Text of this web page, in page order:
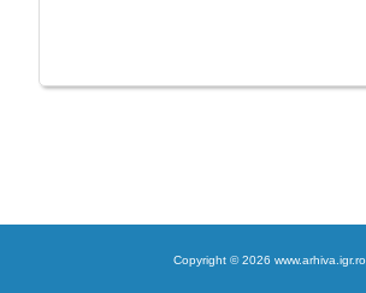
Copyright © 2026 www.arhiva.igr.ro